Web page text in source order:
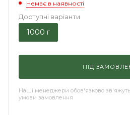
Немає в наявності
Доступні варіанти
1000 г
ПІД
Наші менеджери обов'язково
умови замовлення